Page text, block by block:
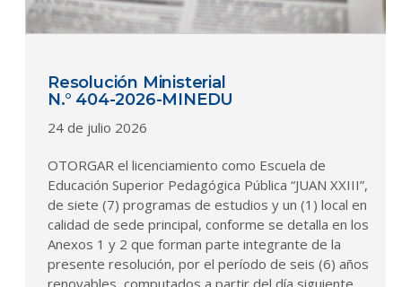
Resolución Ministerial
N.° 404-2026-MINEDU
24 de julio 2026
OTORGAR el licenciamiento como Escuela de
Educación Superior Pedagógica Pública “JUAN XXIII”,
de siete (7) programas de estudios y un (1) local en
calidad de sede principal, conforme se detalla en los
Anexos 1 y 2 que forman parte integrante de la
presente resolución, por el período de seis (6) años